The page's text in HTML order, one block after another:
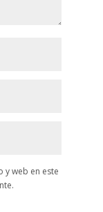
y web en este